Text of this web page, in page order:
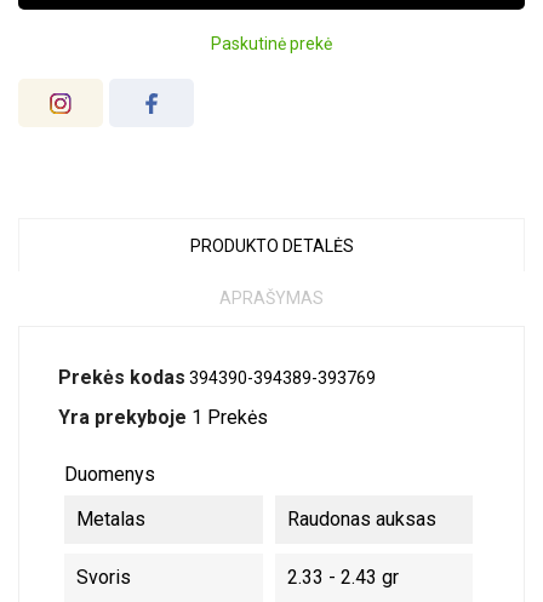
Paskutinė prekė
PRODUKTO DETALĖS
APRAŠYMAS
Prekės kodas 394390-394389-393769
Yra prekyboje 1 Prekės
Duomenys
Metalas
Raudonas auksas
Svoris 2.33 - 2.43 gr